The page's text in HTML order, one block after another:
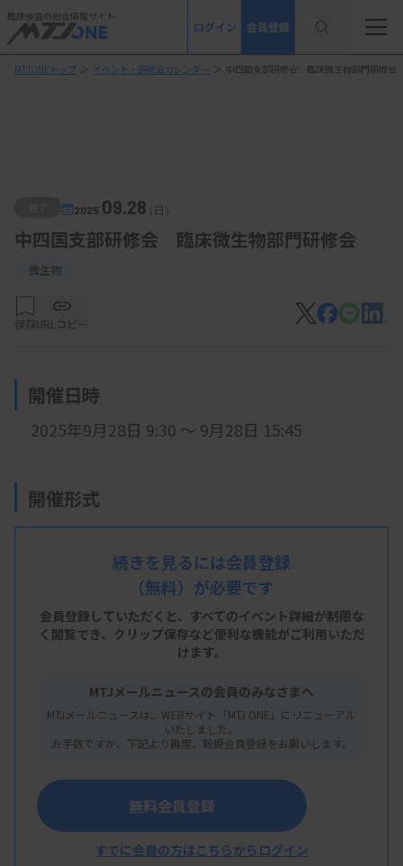
臨床検査の総合情報サイト
ログイン 会員登録
MTJONEトップ ＞ イベント・研修会カレンダー ＞ 中四国支部研修会 臨床微生物部門研修会
2025. 09.28（日）
中四国支部研修会 臨床微生物部門研修会
微生物
保存URLコピー
開催日時
2025年9月28日 9:30 ～ 9月28日 15:45
開催形式
現地開催
高松赤十字病院
主 催
概 要
続きを見るには会員登録
（無料）が必要です
会員登録していただくと、すべてのイベント詳細が制限な
く閲覧でき、 クリップ保存など便利な機能がご利用いただ
けます。
MTJメールニュースの会員のみなさまへ
MTJメールニュースは、WEBサイト「MTJ ONE」にリニューアル
いたしました。
お手数ですが、下記より再度、新規会員登録をお願いします。
無料会員登録
すでに会員の方はこちらからログイン